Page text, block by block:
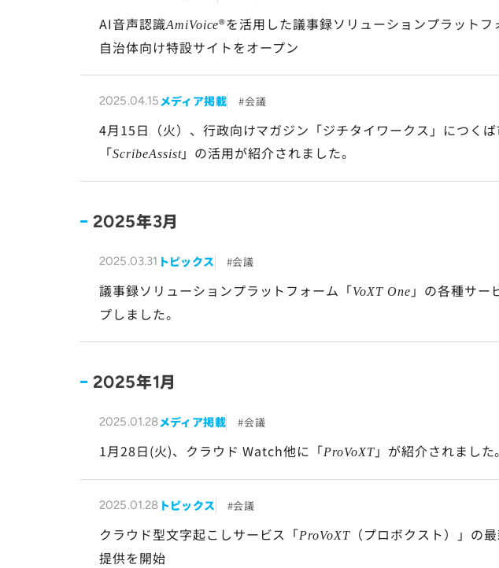
AI音声認識AmiVoice®を活用した議事録ソリューションプラットフ
自治体向け特設サイトをオープン
2025.04.15メディア掲載 会議
4月15日（火）、行政向けマガジン「ジチタイワークス」につく
「ScribeAssist」の活用が紹介されました。
2025年3月
2025.03.31 トピックス 会議
議事録ソリューションプラットフォーム「VoXT One 」の各種サー
プしました。
2025年1月
2025.01.28メディア掲載 会議
1月28日(火)、クラウド Watch他に「ProVoXT」が紹介されました。
2025.01.28 トピックス 会議
クラウド型文字起こしサービス「ProVoXT
（プロボクスト）」の
提供を開始